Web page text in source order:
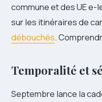
commune et des UE
sur les itinéraires de
débouchés.
Temporalité et
Septembre lance la